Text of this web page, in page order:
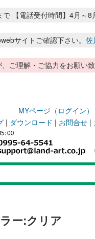
【電話受付時間】4月～
サイトご確認下さい。 佐
ご理解・ご協力をお願い致
MYページ（ログイン）
| ダウンロード | お問合せ |
ー:クリア